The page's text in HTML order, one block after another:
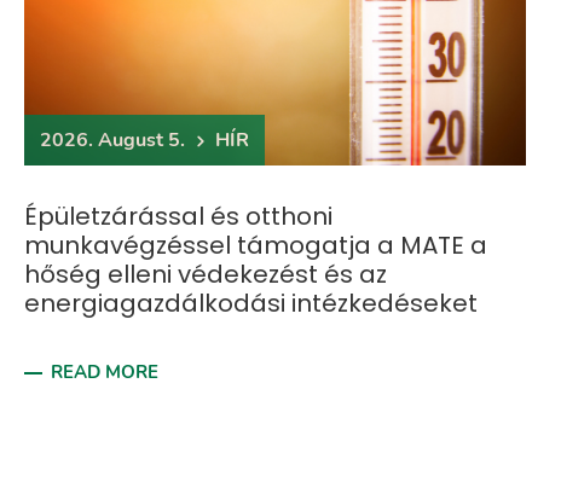
2026. August 5. HÍR
Épületzárással és otthoni
munkavégzéssel támogatja a MATE a
hőség elleni védekezést és az
energiagazdálkodási intézkedéseket
READ MORE